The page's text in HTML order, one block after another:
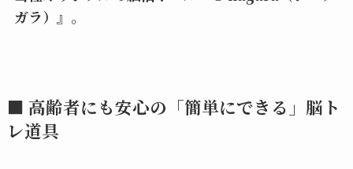
ガラ）』 。
■ 高齢者にも安心の「簡単にできる」脳ト
レ道具